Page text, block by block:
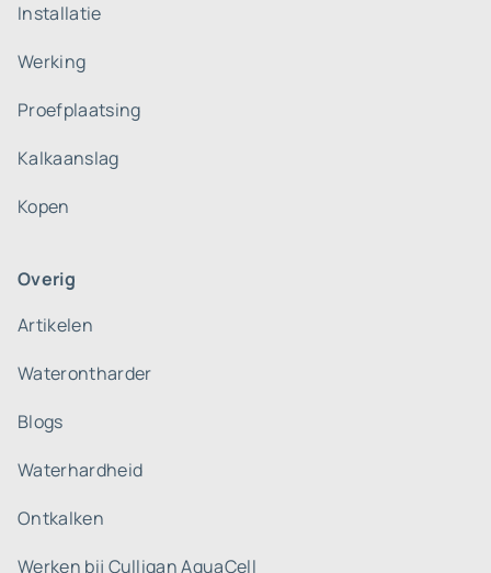
Installatie
Werking
Proefplaatsing
Kalkaanslag
Kopen
Overig
Artikelen
Waterontharder
Blogs
Waterhardheid
Ontkalken
Werken bij Culligan AquaCell